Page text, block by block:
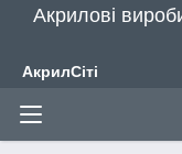
Акрилові
АкрилСіті